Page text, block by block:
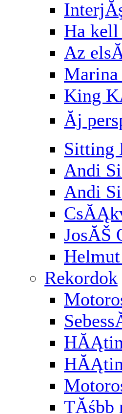
Ha
Az
Marina
King
Ăj
Sitting
Andi
Andi
JosĂŠ
Rekordok
TĂśbb